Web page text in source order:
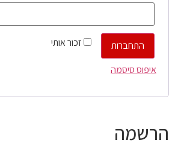
זכור אותי
התחברות
איפוס סיסמה
הרשמה